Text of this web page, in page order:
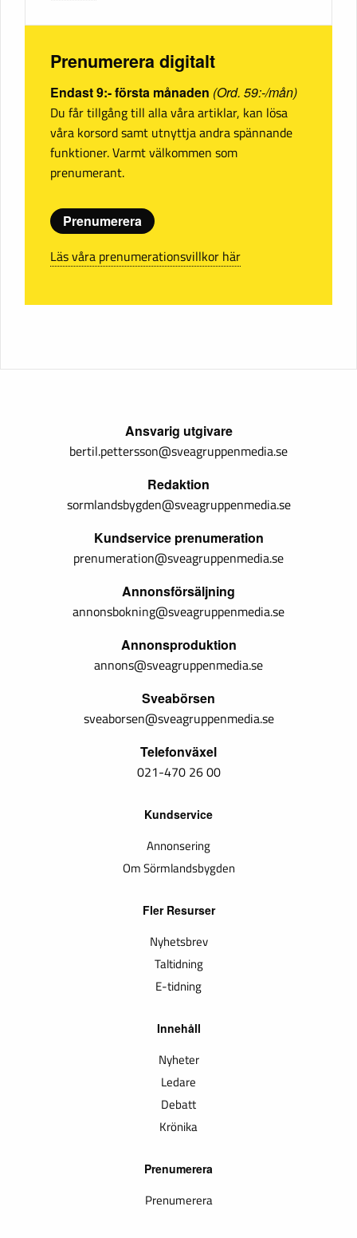
Prenumerera digitalt
Endast 9:- första månaden (Ord. 59:-/mån)
Du får tillgång till alla våra artiklar, kan lösa
våra korsord samt utnyttja andra spännande
funktioner. Varmt välkommen som
prenumerant.
Prenumerera
Läs våra prenumerationsvillkor här
Ansvarig utgivare
bertil.pettersson@sveagruppenmedia.se
Redaktion
sormlandsbygden@sveagruppenmedia.se
Kundservice prenumeration
prenumeration@sveagruppenmedia.se
Annonsförsäljning
annonsbokning@sveagruppenmedia.se
Annonsproduktion
annons@sveagruppenmedia.se
Sveabörsen
sveaborsen@sveagruppenmedia.se
Telefonväxel
021-470 26 00
Kundservice
Annonsering
Om Sörmlandsbygden
Fler Resurser
Nyhetsbrev
Taltidning
E-tidning
Innehåll
Nyheter
Ledare
Debatt
Krönika
Prenumerera
Prenumerera